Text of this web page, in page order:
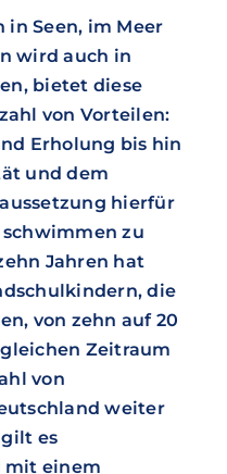
in Seen, im Meer
wird auch in
bietet diese
von Vorteilen:
Erholung bis hin
und dem
hierfür
zu
Jahren hat
die
von zehn auf 20
Zeitraum
von
weiter
es
mit einem